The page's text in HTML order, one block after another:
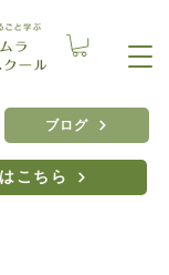
こちら
ブログ